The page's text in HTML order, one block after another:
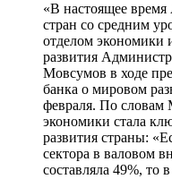
«В настоящее
стран со средним
отделом экономики
развития
Мовсумов в ходе
банка о мировом
февраля. По словам
экономики стала
развития страны:
сектора в валовом
составляла 49%, то